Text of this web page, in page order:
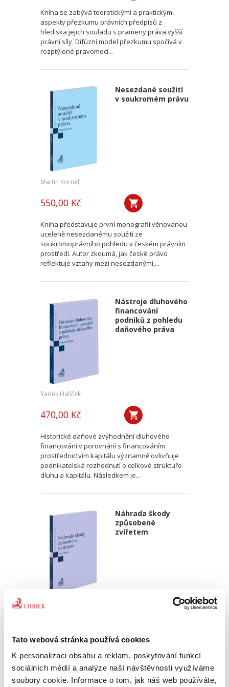
Tato webová stránka používá cookies
K personalizaci obsahu a reklam, poskytování funkcí
sociálních médií a analýze naší návštěvnosti využíváme
soubory cookie. Informace o tom, jak náš web používáte,
Kniha se zabývá teoretickými a praktickými
aspekty přezkumu právních předpisů z
hlediska jejich souladu s prameny práva vyšší
právní síly. Difúzní model přezkumu spočívá v
rozptýlené pravomoci...
Nesezdané soužití
v soukromém právu
Martin Kornel,
550,00 Kč
Kniha představuje první monografii věnovanou
uceleně nesezdanému soužití ze
soukromoprávního pohledu v českém právním
prostředí. Autor zkoumá, jak české právo
reflektuje vztahy mezi nesezdanými,...
Nástroje dluhového
financování
podniků z pohledu
daňového práva
Radek Halíček
470,00 Kč
Historické daňové zvýhodnění dluhového
financování v porovnání s financováním
prostřednictvím kapitálu významně ovlivňuje
podnikatelská rozhodnutí o celkové struktuře
dluhu a kapitálu. Následkem je...
Náhrada škody
způsobené
zvířetem
Josef Bártů
povinnosti nahradit újmu způsobenou zvířetem
podle § 2933 až 2935 ObčZ. Nejde ale pouze o
ryzí teorii, v knize čtenář nalezne srozumitelná